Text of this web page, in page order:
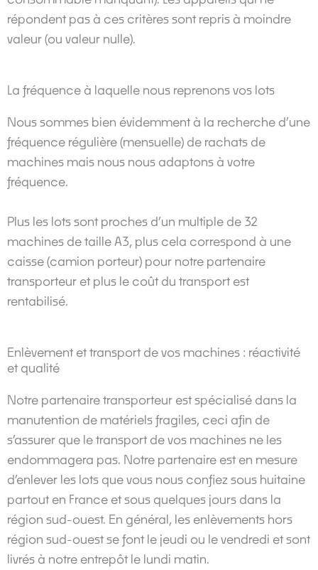
répondent pas à ces critères sont repris à moindre
valeur (ou valeur nulle).
La fréquence à laquelle nous reprenons vos lots
Nous sommes bien évidemment à la recherche d’une
fréquence régulière (mensuelle) de rachats de
machines mais nous nous adaptons à votre
fréquence.
Plus les lots sont proches d’un multiple de 32
machines de taille A3, plus cela correspond à une
caisse (camion porteur) pour notre partenaire
transporteur et plus le coût du transport est
rentabilisé.
Enlèvement et transport de vos machines : réactivité
et qualité
Notre partenaire transporteur est spécialisé dans la
manutention de matériels fragiles, ceci afin de
s’assurer que le transport de vos machines ne les
endommagera pas. Notre partenaire est en mesure
d’enlever les lots que vous nous confiez sous huitaine
partout en France et sous quelques jours dans la
région sud-ouest. En général, les enlèvements hors
région sud-ouest se font le jeudi ou le vendredi et sont
livrés à notre entrepôt le lundi matin.